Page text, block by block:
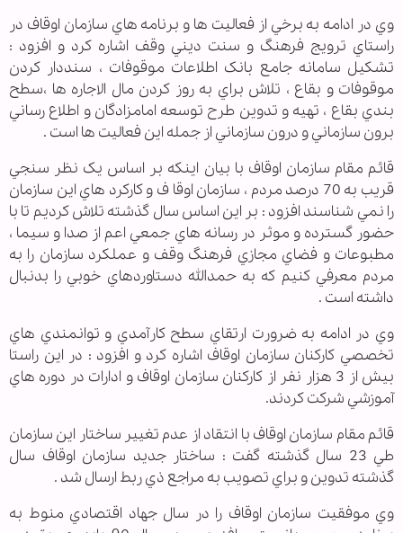
وي در ادامه به برخي از فعاليت ها و برنامه هاي سازمان اوقاف در
راستاي ترويج فرهنگ و سنت ديني وقف اشاره کرد و افزود :
تشکيل سامانه جامع بانک اطلاعات موقوفات ، سنددار کردن
موقوفات و بقاع ، تلاش براي به روز کردن مال الاجاره ها ،سطح
بندي بقاع ، تهيه و تدوين طرح توسعه امامزادگان و اطلاع رساني
برون سازماني و درون سازماني از جمله اين فعاليت ها است .
قائم مقام سازمان اوقاف با بيان اينکه بر اساس يک نظر سنجي
قريب به 70 درصد مردم ، سازمان اوقا ف و کارکرد هاي اين سازمان
را نمي شناسند افزود : بر اين اساس سال گذشته تلاش کرديم تا با
حضور گسترده و موثر در رسانه هاي جمعي اعم از صدا و سيما ،
مطبوعات و فضاي مجازي فرهنگ وقف و عملکرد سازمان را به
مردم معرفي کنيم که به حمدالله دستاوردهاي خوبي را بدنبال
داشته است .
وي در ادامه به ضرورت ارتقاي سطح کارآمدي و توانمندي هاي
تخصصي کارکنان سازمان اوقاف اشاره کرد و افزود : در اين راستا
بيش از 3 هزار نفر از کارکنان سازمان اوقاف و ادارات در دوره هاي
آموزشي شرکت کردند.
قائم مقام سازمان اوقاف با انتقاد از عدم تغيير ساختار اين سازمان
طي 23 سال گذشته گفت : ساختار جديد سازمان اوقاف سال
گذشته تدوين و براي تصويب به مراجع ذي ربط ارسال شد .
وي موفقيت سازمان اوقاف را در سال جهاد اقتصادي منوط به